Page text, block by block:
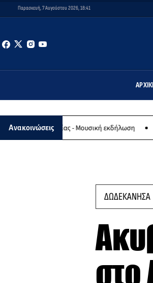
Παρασκευή, 7 Αυγούστου 2026, 18:41
Ανακοινώσεις
- Μουσική εκδήλωση Λέρος:
ΔΩΔΕΚΑΝΗΣΑ
στο